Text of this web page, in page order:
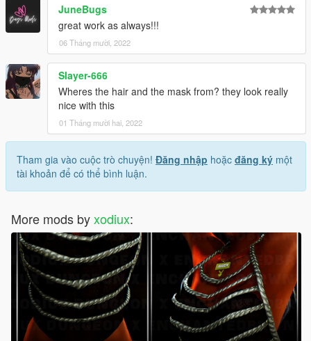
JuneBugs
great work as always!!!
06 Tháng mười, 2022
Slayer-666
Wheres the hair and the mask from? they look really
nice with this
01 Tháng mười hai, 2022
Tham gia vào cuộc trò chuyện! Đăng nhập hoặc đăng ký một
tài khoản để có thể bình luận.
More mods byxodiux: